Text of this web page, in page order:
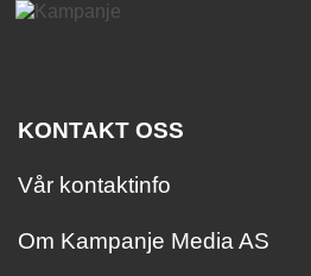
KONTAKT OSS
Vår kontaktinfo
Om Kampanje Media AS